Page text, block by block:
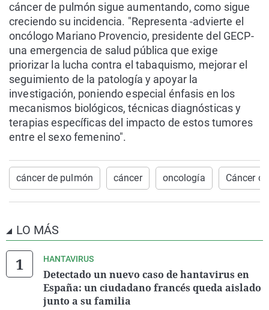
cáncer de pulmón sigue aumentando, como sigue
creciendo su incidencia. "Representa -advierte el
oncólogo Mariano Provencio, presidente del GECP-
una emergencia de salud pública que exige
priorizar la lucha contra el tabaquismo, mejorar el
seguimiento de la patología y apoyar la
investigación, poniendo especial énfasis en los
mecanismos biológicos, técnicas diagnósticas y
terapias específicas del impacto de estos tumores
entre el sexo femenino".
cáncer de pulmón cáncer oncología Cáncer
LO MÁS
HANTAVIRUS
Detectado un nuevo caso de hantavirus en
España: un ciudadano francés queda aislado
junto a su familia